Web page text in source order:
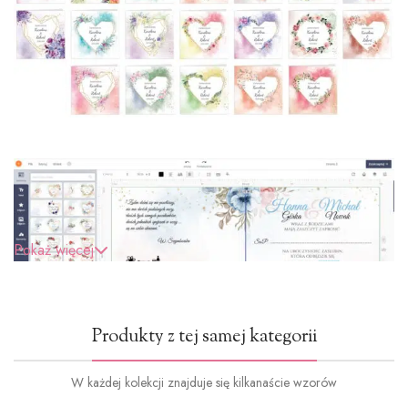
Pokaż więcej
Produkty z tej samej kategorii
W każdej kolekcji znajduje się kilkanaście wzorów